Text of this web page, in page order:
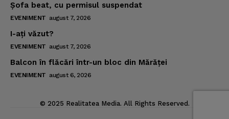
Şofa beat, cu permisul suspendat
EVENIMENT august 7, 2026
I-aţi văzut?
EVENIMENT august 7, 2026
Balcon în flăcări într-un bloc din Mărăţei
EVENIMENT august 6, 2026
© 2025 Realitatea Media. All Rights Reserved.